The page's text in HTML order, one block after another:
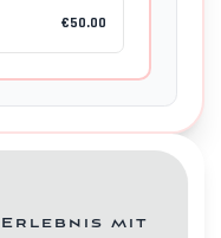
€50.00
mit